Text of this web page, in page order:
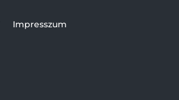
Impresszum